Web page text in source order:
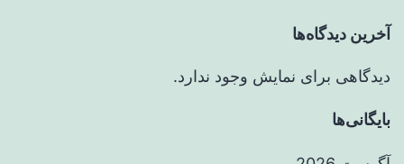
آخرین دیدگاه‌ها
دیدگاهی برای نمایش وجود ندارد.
بایگانی‌ها